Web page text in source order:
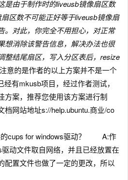
是由于制作时的liveusb镜像扇区数
区数不可能正好等于liveusb镜像扇
。对此，你完全不用担心，对正常
想消除该警告信息，解决办法也很
整结尾扇区，写入分区表后，resize
的是作者的以上方案并不是一个
有mkusb项目，经过作者测试，
方案，推荐您使用该方案进行制
档网站地址s://help.ubuntu.商业/co
的cups for windows驱动？ A:作
动文件取自网络，并且已经放置在
配置文件也做了一定的更改，所以